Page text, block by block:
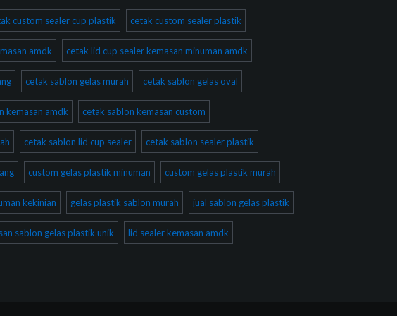
custom sealer cup plastik cetak custom sealer plastik
amdk cetak lid cup sealer kemasan minuman amdk
cetak sablon gelas murah cetak sablon gelas oval
kemasan amdk cetak sablon kemasan custom
cetak sablon lid cup sealer cetak sablon sealer plastik
custom gelas plastik minuman custom gelas plastik murah
kekinian gelas plastik sablon murah jual sablon gelas plastik
sablon gelas plastik unik lid sealer kemasan amdk